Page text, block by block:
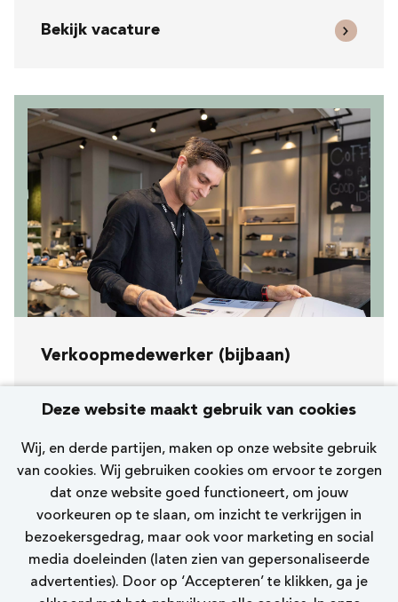
Deze website maakt gebruik van cookies
Wij, en derde partijen, maken op onze website gebruik
van cookies. Wij gebruiken cookies om ervoor te zorgen
dat onze website goed functioneert, om jouw
voorkeuren op te slaan, om inzicht te verkrijgen in
bezoekersgedrag, maar ook voor marketing en social
media doeleinden (laten zien van gepersonaliseerde
advertenties). Door op ‘Accepteren’ te klikken, ga je
Bekijk vacature
Verkoopmedewerker (bijbaan)
Nelson Premium
0 - 12 uur
Bekijk vacature